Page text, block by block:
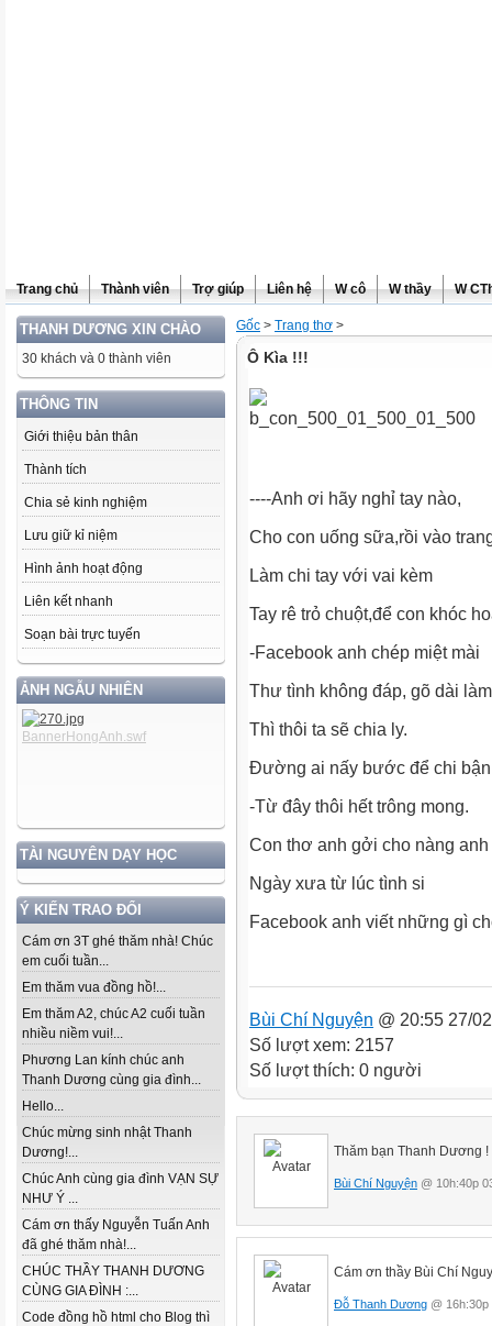
Trang chủ Thành viên Trợ giúp Liên hệ W cô W thầy W
THANH DƯƠNG XIN CHÀO
30 khách và 0 thành viên
THÔNG TIN
Giới thiệu bản thân
Thành tích
Chia sẻ kinh nghiệm
Lưu giữ kỉ niệm
Hình ảnh hoạt động
Liên kết nhanh
Soạn bài trực tuyến
ẢNH NGẪU NHIÊN
TÀI NGUYÊN DẠY HỌC
Ý KIẾN TRAO ĐỔI
Cám ơn 3T ghé thăm nhà! Chúc
em cuối tuần...
Em thăm vua đồng hồ!...
Em thăm A2, chúc A2 cuối tuần
nhiều niềm vui!...
Phương Lan kính chúc anh
Thanh Dương cùng gia đình...
Hello...
Chúc mừng sinh nhật Thanh
Dương!...
Chúc Anh cùng gia đình VẠN SỰ
NHƯ Ý ...
Cám ơn thấy Nguyễn Tuấn Anh
đã ghé thăm nhà!...
CHÚC THẦY THANH DƯƠNG
CÙNG GIA ĐÌNH :...
Code đồng hồ html cho Blog thì
Gốc > Trang thơ >
Ô Kìa !!!
----Anh ơi hãy nghỉ tay nào,
Cho con uống sữa,rồi vào
Làm chi tay với vai kèm
Tay rê trỏ chuột,để con khóc
-Facebook anh chép miệt mài
Thư tình không đáp, gõ dài
Thì thôi ta sẽ chia ly.
Đường ai nấy bước để chi
-Từ đây thôi hết trông mong.
Con thơ anh gởi cho nàng anh
Ngày xưa từ lúc tình si
Facebook anh viết những gì
Bùi Chí Nguyện @ 20:55 27/
Số lượt xem: 2157
Số lượt thích: 0 người
Thăm bạn Thanh Dương !
Bùi Chí Nguyện @ 10h:40p
Cám ơn thầy Bùi Chí
Đỗ Thanh Dương @ 16h:30p